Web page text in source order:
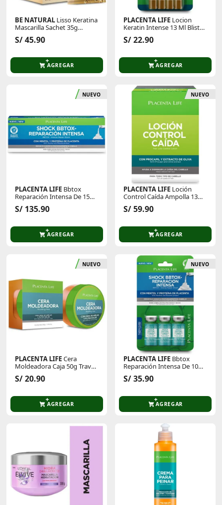
BE NATURAL Lisso Keratina
Mascarilla Sachet 35g
X12unid
S/ 45.90
AGREGAR
PLACENTA LIFE Locion
Keratin Intense 13 Ml Blister
Con 4 Unid
S/ 22.90
AGREGAR
NUEVO
PLACENTA LIFE Bbtox
Reparación Intensa De 15
Ml Caja X 12 Unids
S/ 135.90
AGREGAR
NUEVO
PLACENTA LIFE Loción
Control Caída Ampolla 13ml
Caja 12und
S/ 59.90
AGREGAR
NUEVO
PLACENTA LIFECera
Moldeadora Caja 50g Travel
Size
S/ 20.90
AGREGAR
NUEVO
PLACENTA LIFE Bbtox
Reparación Intensa De 10
Ml Blíster X 3 Unid
S/ 35.90
AGREGAR